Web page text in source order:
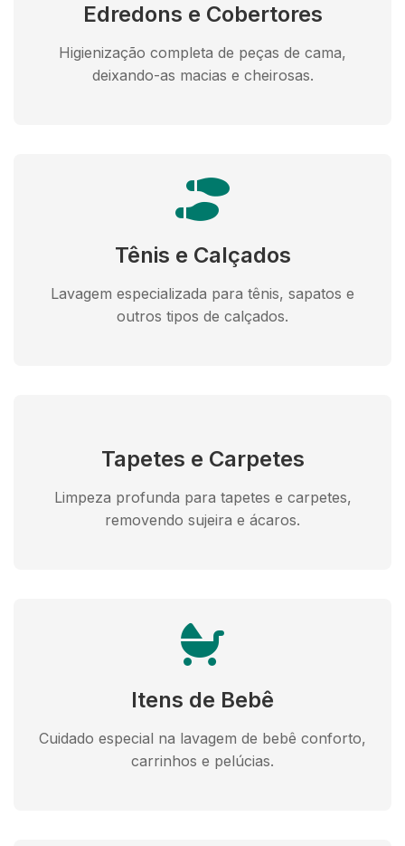
Edredons e Cobertores
Higienização completa de peças de cama,
deixando-as macias e cheirosas.
Tênis e Calçados
Lavagem especializada para tênis, sapatos e
outros tipos de calçados.
Tapetes e Carpetes
Limpeza profunda para tapetes e carpetes,
removendo sujeira e ácaros.
Itens de Bebê
Cuidado especial na lavagem de bebê conforto,
carrinhos e pelúcias.